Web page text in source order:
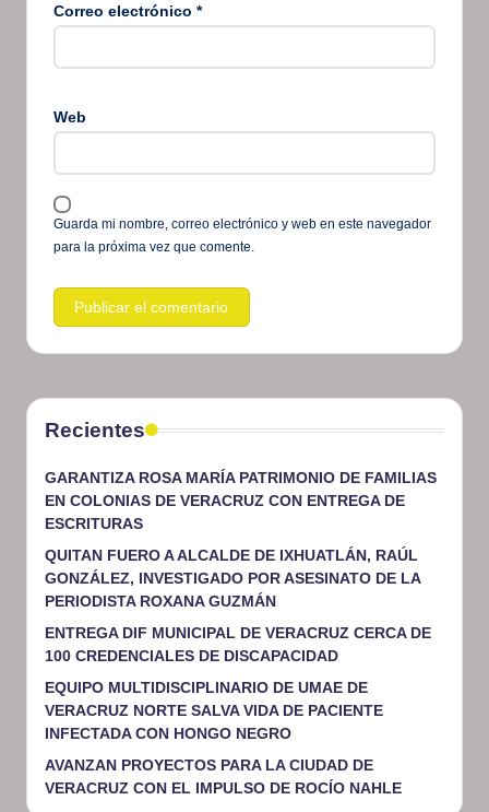
Correo electrónico *
Web
Guarda mi nombre, correo electrónico y web en este navegador
para la próxima vez que comente.
Recientes
GARANTIZA ROSA MARÍA PATRIMONIO DE FAMILIAS
EN COLONIAS DE VERACRUZ CON ENTREGA DE
ESCRITURAS
QUITAN FUERO A ALCALDE DE IXHUATLÁN, RAÚL
GONZÁLEZ, INVESTIGADO POR ASESINATO DE LA
PERIODISTA ROXANA GUZMÁN
ENTREGA DIF MUNICIPAL DE VERACRUZ CERCA DE
100 CREDENCIALES DE DISCAPACIDAD
EQUIPO MULTIDISCIPLINARIO DE UMAE DE
VERACRUZ NORTE SALVA VIDA DE PACIENTE
INFECTADA CON HONGO NEGRO
AVANZAN PROYECTOS PARA LA CIUDAD DE
VERACRUZ CON EL IMPULSO DE ROCÍO NAHLE